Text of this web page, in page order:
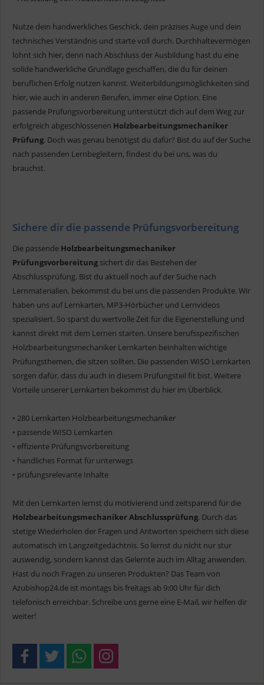
Nutze dein handwerkliches Geschick, dein präzises Auge und dein
technisches Verständnis und starte voll durch. Durchhaltevermögen
lohnt sich hier, denn nach Abschluss der Ausbildung hast du eine
solide handwerkliche Grundlage geschaffen, die du für deinen
beruflichen Erfolg nutzen kannst. Weiterbildungsmöglichkeiten sind
hier, wie auch in anderen Berufen, immer eine Option. Eine
passende Prüfungsvorbereitung unterstützt dich auf dem Weg zur
erfolgreich abgeschlossenen Holzbearbeitungsmechaniker
Prüfung. Doch was genau benötigst du dafür? Bist du auf der Suche
nach passenden Lernbegleitern, findest du bei uns, was du
brauchst.
Sichere dir die passende Prüfungsvorbereitung
Die passende Holzbearbeitungsmechaniker
Prüfungsvorbereitung sichert dir das Bestehen der
Abschlussprüfung. Bist du aktuell noch auf der Suche nach
Lernmaterialien, bekommst du bei uns die passenden Produkte. Wir
haben uns auf Lernkarten, MP3-Hörbücher und Lernvideos
spezialisiert. So sparst du wertvolle Zeit für die Eigenerstellung und
kannst direkt mit dem Lernen starten. Unsere berufsspezifischen
Holzbearbeitungsmechaniker Lernkarten beinhalten wichtige
Prüfungsthemen, die sitzen sollten. Die passenden WISO Lernkarten
sorgen dafür, dass du auch in diesem Prüfungsteil fit bist. Weitere
Vorteile unserer Lernkarten bekommst du hier im Überblick.
• 280 Lernkarten Holzbearbeitungsmechaniker
• passende WISO Lernkarten
• effiziente Prüfungsvorbereitung
• handliches Format für unterwegs
• prüfungsrelevante Inhalte
Mit den Lernkarten lernst du motivierend und zeitsparend für die
Holzbearbeitungsmechaniker Abschlussprüfung. Durch das
stetige Wiederholen der Fragen und Antworten speichern sich diese
automatisch im Langzeitgedächtnis. So lernst du nicht nur stur
auswendig, sondern kannst das Gelernte auch im Alltag anwenden.
Hast du noch Fragen zu unseren Produkten? Das Team von
Azubishop24.de ist montags bis freitags ab 9:00 Uhr für dich
telefonisch erreichbar. Schreibe uns gerne eine E-Mail, wir helfen dir
weiter!